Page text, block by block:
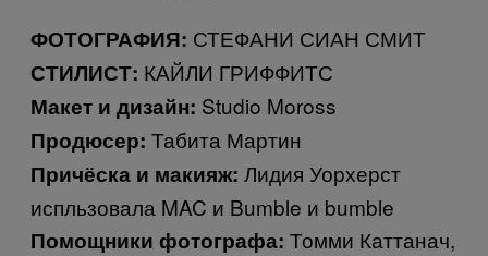
ФОТОГРАФИЯ: СТЕФАНИ СИАН СМИТ
СТИЛИСТ: КАЙЛИ ГРИФФИТС
Макет и дизайн: Studio Moross
Продюсер: Табита Мартин
Причёска и макияж: Лидия Уорхерст
испльзовала MAC и Bumble и bumble
Помощники фотографа: Томми Каттанач,